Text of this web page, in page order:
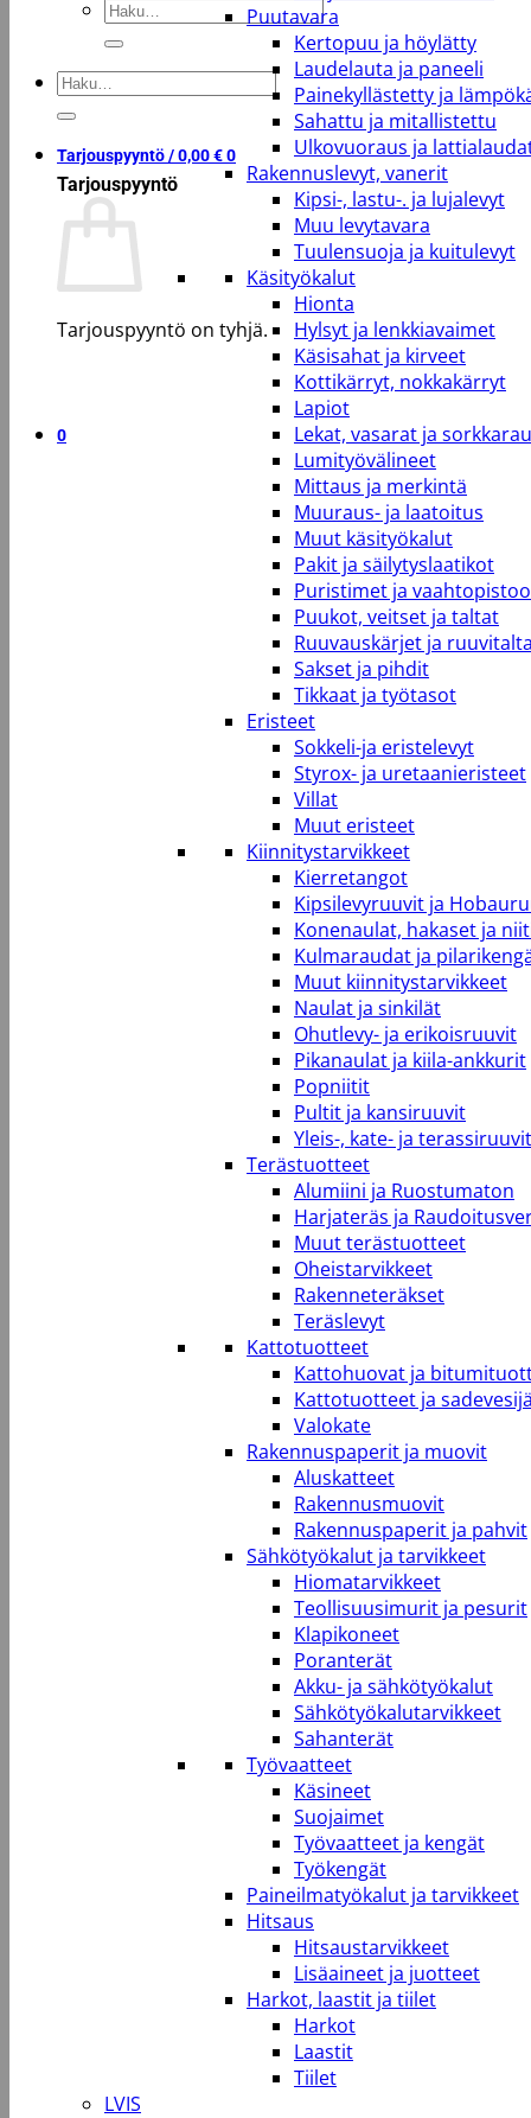
Etsi:
Etsi:
Tarjouspyyntö /0,00€0
Tarjouspyyntö
Tarjouspyyntö on tyhjä.
0
Puutavara
Kertopuu ja höylätty
Laudelauta ja paneeli
Painekyllästetty ja
Sahattu ja mitallistettu
Ulkovuoraus ja
Rakennuslevyt, vanerit
Kipsi-, lastu-. ja lujalevyt
Muu levytavara
Tuulensuoja ja kuitulevyt
Käsityökalut
Hionta
Hylsyt ja lenkkiavaimet
Käsisahat ja kirveet
Kottikärryt, nokkakärryt
Lapiot
Lekat, vasarat ja
Lumityövälineet
Mittaus ja merkintä
Muuraus- ja laatoitus
Muut käsityökalut
Pakit ja säilytyslaatikot
Puristimet ja
Puukot, veitset ja taltat
Ruuvauskärjet ja
Sakset ja pihdit
Tikkaat ja työtasot
Eristeet
Sokkeli-ja eristelevyt
Styrox- ja uretaanieristeet
Villat
Muut eristeet
Kiinnitystarvikkeet
Kierretangot
Kipsilevyruuvit ja
Konenaulat, hakaset ja
Kulmaraudat ja
Muut kiinnitystarvikkeet
Naulat ja sinkilät
Ohutlevy- ja erikoisruuvit
Pikanaulat ja kiila-ankkurit
Popniitit
Pultit ja kansiruuvit
Yleis-, kate- ja terassiruuvit
Terästuotteet
Alumiini ja Ruostumaton
Harjateräs ja
Muut terästuotteet
Oheistarvikkeet
Rakenneteräkset
Teräslevyt
Kattotuotteet
Kattohuovat ja
Kattotuotteet ja
Valokate
Rakennuspaperit ja muovit
Aluskatteet
Rakennusmuovit
Rakennuspaperit ja pahvit
Sähkötyökalut ja tarvikkeet
Hiomatarvikkeet
Teollisuusimurit ja pesurit
Klapikoneet
Poranterät
Akku- ja sähkötyökalut
Sähkötyökalutarvikkeet
Sahanterät
Työvaatteet
Käsineet
Suojaimet
Työvaatteet ja kengät
Työkengät
Paineilmatyökalut ja tarvikkeet
Hitsaus
Hitsaustarvikkeet
Lisäaineet ja juotteet
Harkot, laastit ja tiilet
Harkot
Laastit
Tiilet
LVIS